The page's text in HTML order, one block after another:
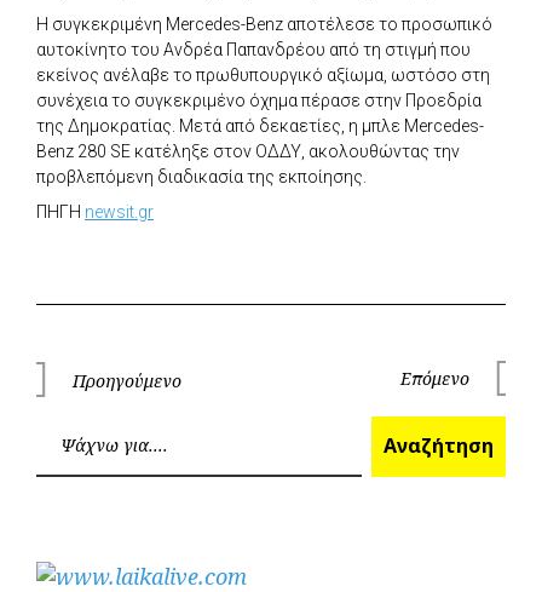
Η συγκεκριμένη Mercedes-Benz αποτέλεσε το προσωπικό
αυτοκίνητο του Ανδρέα Παπανδρέου από τη στιγμή που
εκείνος ανέλαβε το πρωθυπουργικό αξίωμα, ωστόσο στη
συνέχεια το συγκεκριμένο όχημα πέρασε στην Προεδρία
της Δημοκρατίας. Μετά από δεκαετίες, η μπλε Mercedes-
Benz 280 SE κατέληξε στον ΟΔΔΥ, ακολουθώντας την
προβλεπόμενη διαδικασία της εκποίησης.
ΠΗΓΗ newsit.gr
Πλοήγηση
άρθρων
Προηγούμενο Επόμενο
Αναζήτηση